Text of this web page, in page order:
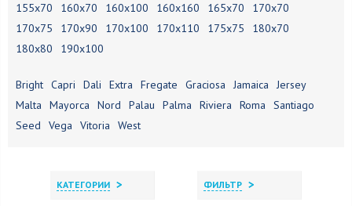
155х70
160х70 160х100 160х160 165х70
170х70
170х75
170х90 170х100 170х110 175х75
180х70
180х80
190х100
Bright Capri Dali Extra Fregate Graciosa Jamaica
Jersey
Malta
Mayorca Nord Palau Palma Riviera Roma
Santiago
Seed
Vega Vitoria West
КАТЕГОРИИ > ФИЛЬТР >